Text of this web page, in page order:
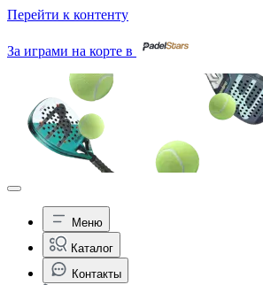
Перейти к контенту
За играми на корте в
Меню
Каталог
Контакты